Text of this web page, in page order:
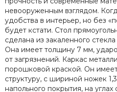
невооруженным взглядом.
удобства в интерьер, но без
будет кстати. Стол
сделана из закаленного
Она имеет толщину 7 мм,
от загрязнений. Каркас
порошковой краской. Он
структуру, с шириной ножек
напольного покрытия, на